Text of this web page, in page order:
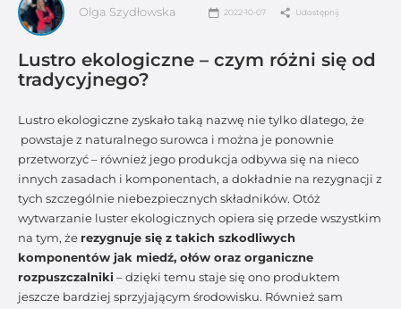
Olga Szydłowska 2022-10-07 Udostępnij
Lustro ekologiczne – czym różni się od
tradycyjnego?
Lustro ekologiczne zyskało taką nazwę nie tylko dlatego, że
powstaje z naturalnego surowca i można je ponownie
przetworzyć – również jego produkcja odbywa się na nieco
innych zasadach i komponentach, a dokładnie na rezygnacji z
tych szczególnie niebezpiecznych składników. Otóż
wytwarzanie luster ekologicznych opiera się przede wszystkim
na tym, że rezygnuje się z takich szkodliwych
komponentów jak miedź, ołów oraz organiczne
rozpuszczalniki – dzięki temu staje się ono produktem
jeszcze bardziej sprzyjającym środowisku. Również sam